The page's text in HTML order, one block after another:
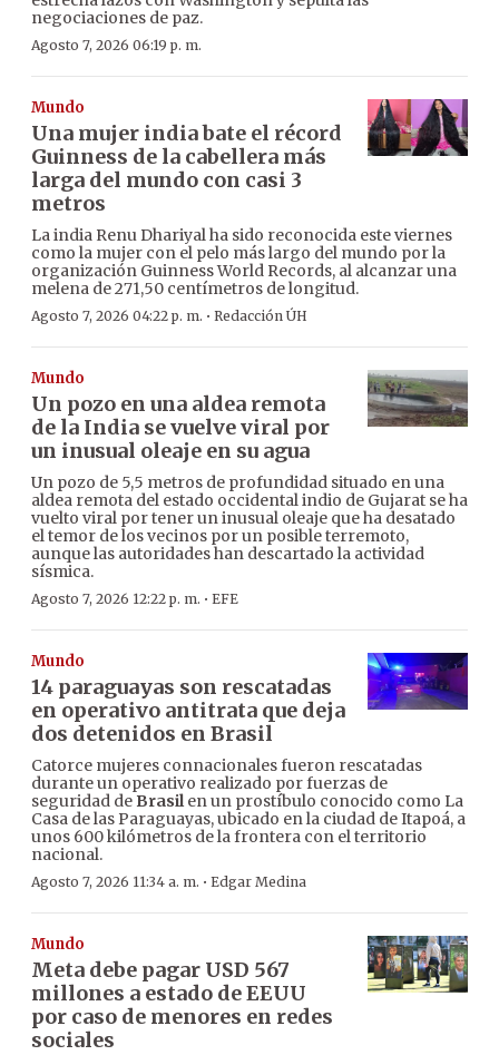
negociaciones de paz.
Agosto 7, 2026 06:19 p. m.
Mundo
Una mujer india bate el récord
Guinness de la cabellera más
larga del mundo con casi 3
metros
La india Renu Dhariyal ha sido reconocida este viernes
como la mujer con el pelo más largo del mundo por la
organización Guinness World Records, al alcanzar una
melena de 271,50 centímetros de longitud.
Agosto 7, 2026 04:22 p. m. · Redacción ÚH
Mundo
Un pozo en una aldea remota
de la India se vuelve viral por
un inusual oleaje en su agua
Un pozo de 5,5 metros de profundidad situado en una
aldea remota del estado occidental indio de Gujarat se ha
vuelto viral por tener un inusual oleaje que ha desatado
el temor de los vecinos por un posible terremoto,
aunque las autoridades han descartado la actividad
sísmica.
Agosto 7, 2026 12:22 p. m. · EFE
Mundo
14 paraguayas son rescatadas
en operativo antitrata que deja
dos detenidos en Brasil
Catorce mujeres connacionales fueron rescatadas
durante un operativo realizado por fuerzas de
seguridad de Brasilen un prostíbulo conocido como La
Casa de las Paraguayas, ubicado en la ciudad de Itapoá, a
unos 600 kilómetros de la frontera con el territorio
nacional.
Agosto 7, 2026 11:34 a. m. · Edgar Medina
Mundo
Meta debe pagar USD 567
millones a estado de EEUU
por caso de menores en redes
sociales